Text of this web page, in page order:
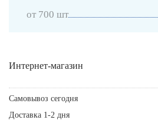
от 700 шт
Интернет-магазин
Самовывоз сегодня
Доставка 1-2 дня